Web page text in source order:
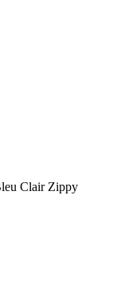
Clair Zippy